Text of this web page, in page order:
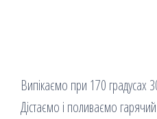
Випікаємо при 170 градусах
Дістаємо і поливаємо